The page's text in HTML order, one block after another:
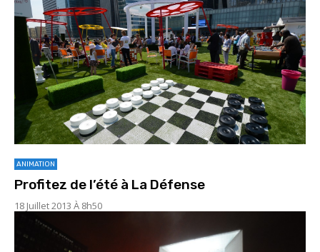
ANIMATION
Profitez de l’été à La Défense
18 Juillet 2013 À 8h50